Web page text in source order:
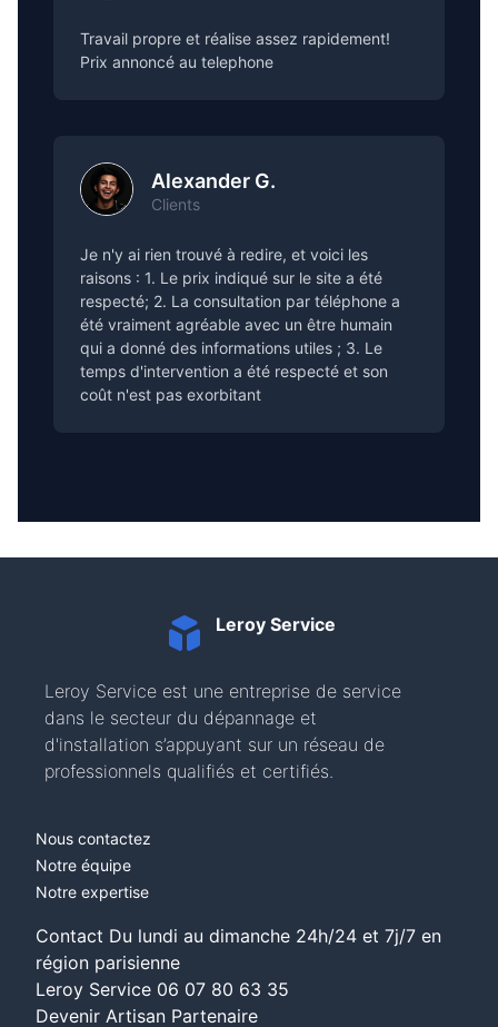
Travail propre et réalise assez rapidement!
Prix annoncé au telephone
Alexander G.
Clients
Je n'y ai rien trouvé à redire, et voici les
raisons : 1. Le prix indiqué sur le site a été
respecté; 2. La consultation par téléphone a
été vraiment agréable avec un être humain
qui a donné des informations utiles ; 3. Le
temps d'intervention a été respecté et son
coût n'est pas exorbitant
Leroy Service
Leroy Service est une entreprise de service
dans le secteur du dépannage et
d'installation s’appuyant sur un réseau de
professionnels qualifiés et certifiés.
Nous contactez
Notre équipe
Notre expertise
Contact Du lundi au dimanche 24h/24 et 7j/7 en
région parisienne
Leroy Service 06 07 80 63 35
Devenir Artisan Partenaire